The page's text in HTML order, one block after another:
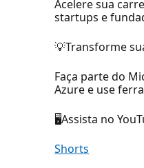
Acelere sua
startups e
💡Transforme
Faça parte do
Azure e use
🖥Assista no
Shorts